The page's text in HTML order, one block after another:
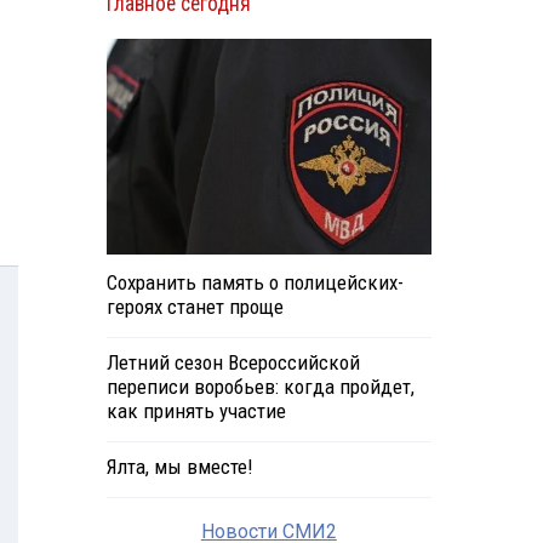
Сохранить память о полицейских-
героях станет проще
Летний сезон Всероссийской
переписи воробьев: когда пройдет,
как принять участие
Ялта, мы вместе!
Новости СМИ2